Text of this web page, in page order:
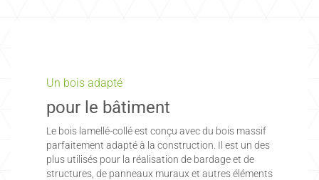
Un bois adapté
pour le bâtiment
Le bois lamellé-collé est conçu avec du bois massif
parfaitement adapté à la construction. Il est un des
plus utilisés pour la réalisation de bardage et de
structures, de panneaux muraux et autres éléments